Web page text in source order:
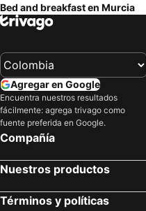
San Javier, bed and breakfasts
Alhama de Murcia, bed and breakfasts
Crevillente, bed and breakfasts
Bed and breakfast en Murcia
Agregar en Google
Encuentra nuestros resultados
fácilmente: agrega trivago como
fuente preferida en Google.
Compañía
Nuestros productos
Términos y políticas